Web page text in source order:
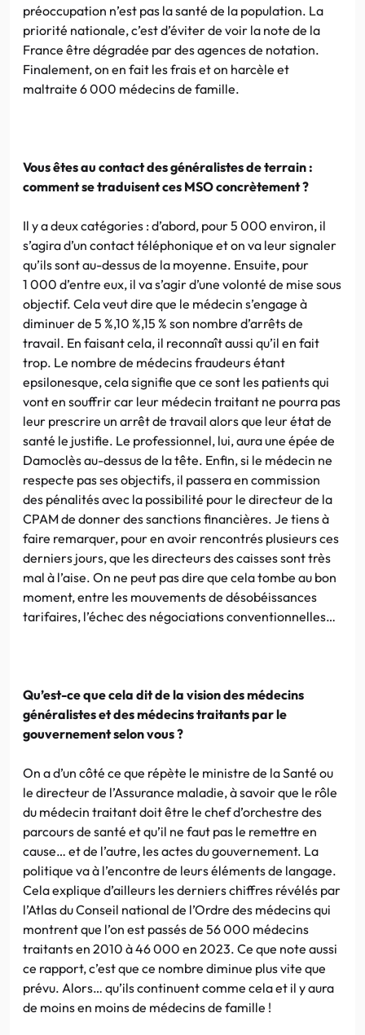
préoccupation n’est pas la santé de la population. La
priorité nationale, c’est d’éviter de voir la note de la
France être dégradée par des agences de notation.
Finalement, on en fait les frais et on harcèle et
maltraite 6 000 médecins de famille.
Vous êtes au contact des généralistes de terrain :
comment se traduisent ces MSO concrètement ?
Il y a deux catégories : d’abord, pour 5 000 environ, il
s’agira d’un contact téléphonique et on va leur signaler
qu’ils sont au-dessus de la moyenne. Ensuite, pour
1 000 d’entre eux, il va s’agir d’une volonté de mise sous
objectif. Cela veut dire que le médecin s’engage à
diminuer de 5 %,10 %,15 % son nombre d’arrêts de
travail. En faisant cela, il reconnaît aussi qu’il en fait
trop. Le nombre de médecins fraudeurs étant
epsilonesque, cela signifie que ce sont les patients qui
vont en souffrir car leur médecin traitant ne pourra pas
leur prescrire un arrêt de travail alors que leur état de
santé le justifie. Le professionnel, lui, aura une épée de
Damoclès au-dessus de la tête. Enfin, si le médecin ne
respecte pas ses objectifs, il passera en commission
des pénalités avec la possibilité pour le directeur de la
CPAM de donner des sanctions financières. Je tiens à
faire remarquer, pour en avoir rencontrés plusieurs ces
derniers jours, que les directeurs des caisses sont très
mal à l’aise. On ne peut pas dire que cela tombe au bon
moment, entre les mouvements de désobéissances
tarifaires, l’échec des négociations conventionnelles…
Qu’est-ce que cela dit de la vision des médecins
généralistes et des médecins traitants par le
gouvernement selon vous ?
On a d’un côté ce que répète le ministre de la Santé ou
le directeur de l’Assurance maladie, à savoir que le rôle
du médecin traitant doit être le chef d’orchestre des
parcours de santé et qu’il ne faut pas le remettre en
cause… et de l’autre, les actes du gouvernement. La
politique va à l’encontre de leurs éléments de langage.
Cela explique d’ailleurs les derniers chiffres révélés par
l’Atlas du Conseil national de l’Ordre des médecins qui
montrent que l’on est passés de 56 000 médecins
traitants en 2010 à 46 000 en 2023. Ce que note aussi
ce rapport, c’est que ce nombre diminue plus vite que
prévu. Alors… qu’ils continuent comme cela et il y aura
de moins en moins de médecins de famille !